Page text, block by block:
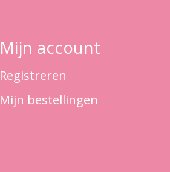
Mijn account
Registreren
Mijn bestellingen